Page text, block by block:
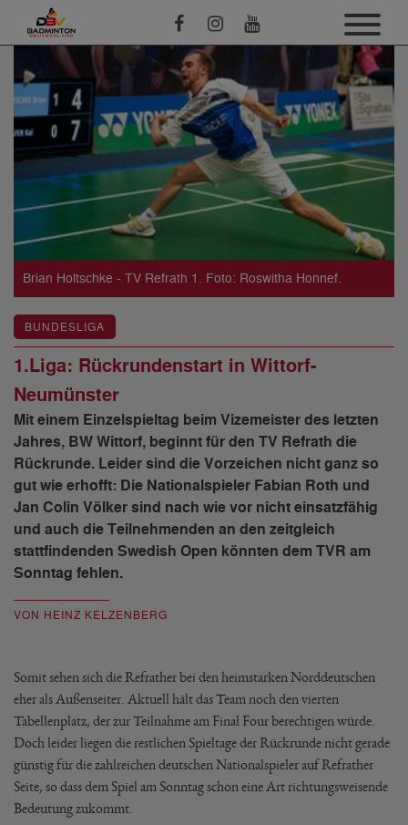
Brian Holtschke - TV Refrath 1. Foto: Roswitha Honnef.
BUNDESLIGA
1.Liga: Rückrundenstart in Wittorf-
Neumünster
Mit einem Einzelspieltag beim Vizemeister des letzten
Jahres, BW Wittorf, beginnt für den TV Refrath die
Rückrunde. Leider sind die Vorzeichen nicht ganz so
gut wie erhofft: Die Nationalspieler Fabian Roth und
Jan Colin Völker sind nach wie vor nicht einsatzfähig
und auch die Teilnehmenden an den zeitgleich
stattfindenden Swedish Open könnten dem TVR am
Sonntag fehlen.
VON HEINZ KELZENBERG
Somit sehen sich die Refrather bei den heimstarken Norddeutschen
eher als Außenseiter. Aktuell hält das Team noch den vierten
Tabellenplatz, der zur Teilnahme am Final Four berechtigen würde.
Doch leider liegen die restlichen Spieltage der Rückrunde nicht gerade
günstig für die zahlreichen deutschen Nationalspieler auf Refrather
Seite, so dass dem Spiel am Sonntag schon eine Art richtungsweisende
Bedeutung zukommt.